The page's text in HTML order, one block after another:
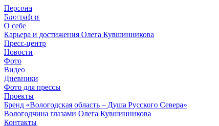
Персона
Биография
О себе
Карьера и достижения Олега Кувшинникова
Пресс-центр
Новости
Фото
Видео
Дневники
Фото для прессы
Проекты
Бренд «Вологодская область – Душа Русского Севера»
Вологодчина глазами Олега Кувшинникова
Контакты
© 2012 - 2023,
КУВШИННИКОВ О.А.